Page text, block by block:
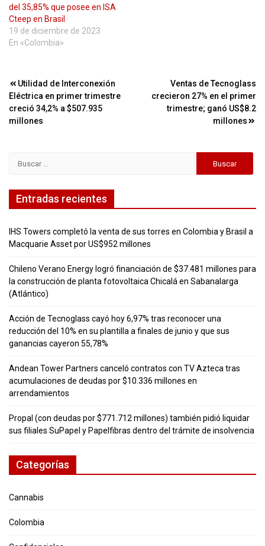
del 35,85% que posee en ISA
Cteep en Brasil
19 de diciembre de 2023
En «Colombia»
Navegación
de
entradas
Utilidad de Interconexión
Eléctrica en primer trimestre
creció 34,2% a $507.935
millones
Ventas de Tecnoglass
crecieron 27% en el primer
trimestre; ganó US$8.2
millones
Entradas recientes
IHS Towers completó la venta de sus torres en Colombia y Brasil a
Macquarie Asset por US$952 millones
Chileno Verano Energy logró financiación de $37.481 millones para
la construcción de planta fotovoltaica Chicalá en Sabanalarga
(Atlántico)
Acción de Tecnoglass cayó hoy 6,97% tras reconocer una
reducción del 10% en su plantilla a finales de junio y que sus
ganancias cayeron 55,78%
Andean Tower Partners canceló contratos con TV Azteca tras
acumulaciones de deudas por $10.336 millones en
arrendamientos
Propal (con deudas por $771.712 millones) también pidió liquidar
sus filiales SuPapel y Papelfibras dentro del trámite de insolvencia
Categorías
Cannabis
Colombia